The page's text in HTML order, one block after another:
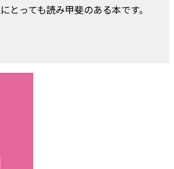
とっても読み甲斐のある本です。